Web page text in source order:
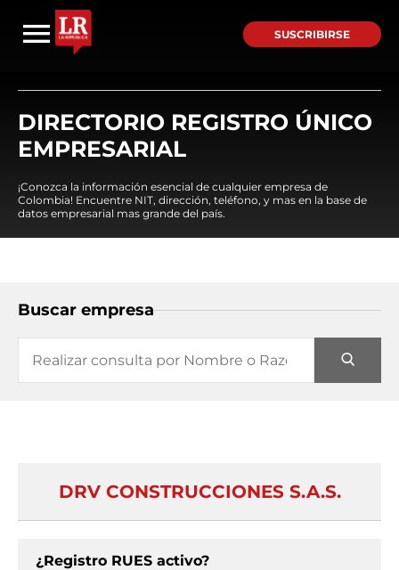
SUSCRIBIRSE
DIRECTORIO REGISTRO ÚNICO
EMPRESARIAL
¡Conozca la información esencial de cualquier empresa de
Colombia! Encuentre NIT, dirección, teléfono, y mas en la base de
datos empresarial mas grande del país.
Buscar empresa
DRV CONSTRUCCIONES S.A.S.
¿Registro RUES activo?